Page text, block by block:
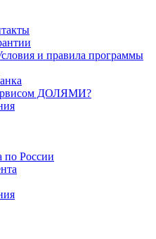
и правила программы
ДОЛЯМИ?
по России